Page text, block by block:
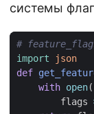
системы
#
import
json
def
with open(
flags